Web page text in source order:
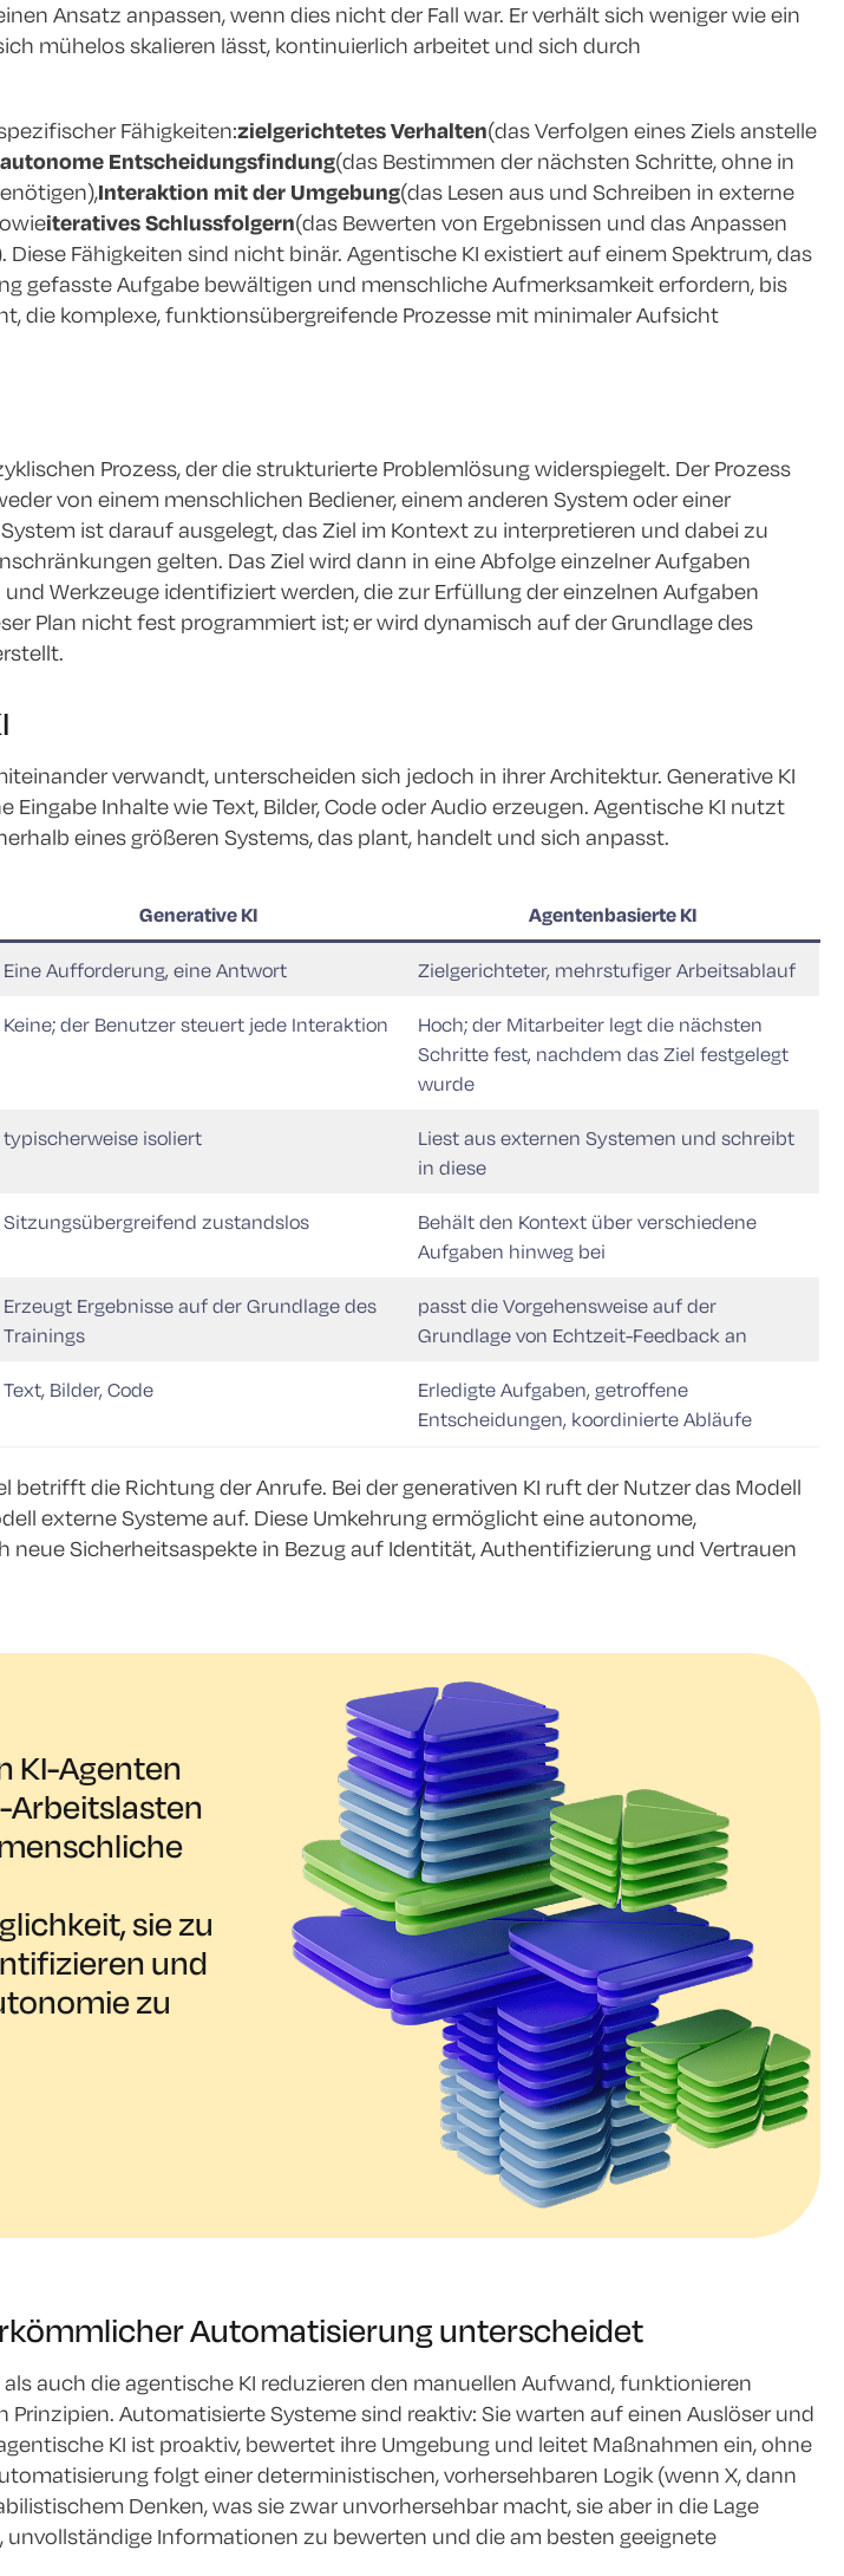
Ansatz anpassen, wenn dies nicht der Fall war. Er verhält sich weniger wie ein
mühelos skalieren lässt, kontinuierlich arbeitet und sich durch
Fähigkeiten:zielgerichtetes Verhalten(das Verfolgen eines Ziels anstelle
autonome Entscheidungsfindung(das Bestimmen der nächsten Schritte, ohne in
Interaktion mit der Umgebung(das Lesen aus und Schreiben in externe
iteratives Schlussfolgern(das Bewerten von Ergebnissen und das Anpassen
Fähigkeiten sind nicht binär. Agentische KI existiert auf einem Spektrum, das
gefasste Aufgabe bewältigen und menschliche Aufmerksamkeit erfordern, bis
die komplexe, funktionsübergreifende Prozesse mit minimaler Aufsicht
Prozess, der die strukturierte Problemlösung widerspiegelt. Der Prozess
von einem menschlichen Bediener, einem anderen System oder einer
ist darauf ausgelegt, das Ziel im Kontext zu interpretieren und dabei zu
gelten. Das Ziel wird dann in eine Abfolge einzelner Aufgaben
Werkzeuge identifiziert werden, die zur Erfüllung der einzelnen Aufgaben
Plan nicht fest programmiert ist; er wird dynamisch auf der Grundlage des
verwandt, unterscheiden sich jedoch in ihrer Architektur. Generative KI
Eingabe Inhalte wie Text, Bilder, Code oder Audio erzeugen. Agentische KI nutzt
eines größeren Systems, das plant, handelt und sich anpasst.
Generative KI Agentenbasierte KI
Eine Aufforderung, eine Antwort Zielgerichteter, mehrstufiger Arbeitsablauf
Keine; der Benutzer steuert jede Interaktion
Hoch; der Mitarbeiter legt die nächsten
Schritte fest, nachdem das Ziel festgelegt
wurde
typischerweise isoliert
Liest aus externen Systemen und schreibt
in diese
Sitzungsübergreifend zustandslos
Behält den Kontext über verschiedene
Aufgaben hinweg bei
Erzeugt Ergebnisse auf der Grundlage des
Trainings
passt die Vorgehensweise auf der
Grundlage von Echtzeit-Feedback an
Text, Bilder, Code
Erledigte Aufgaben, getroffene
Entscheidungen, koordinierte Abläufe
die Richtung der Anrufe. Bei der generativen KI ruft der Nutzer das Modell
externe Systeme auf. Diese Umkehrung ermöglicht eine autonome,
Sicherheitsaspekte in Bezug auf Identität, Authentifizierung und Vertrauen
KI-Agenten
Arbeitslasten
sie zu
und
zu
Automatisierung unterscheidet
auch die agentische KI reduzieren den manuellen Aufwand, funktionieren
Automatisierte Systeme sind reaktiv: Sie warten auf einen Auslöser und
KI ist proaktiv, bewertet ihre Umgebung und leitet Maßnahmen ein, ohne
folgt einer deterministischen, vorhersehbaren Logik (wenn X, dann
Denken, was sie zwar unvorhersehbar macht, sie aber in die Lage
Informationen zu bewerten und die am besten geeignete